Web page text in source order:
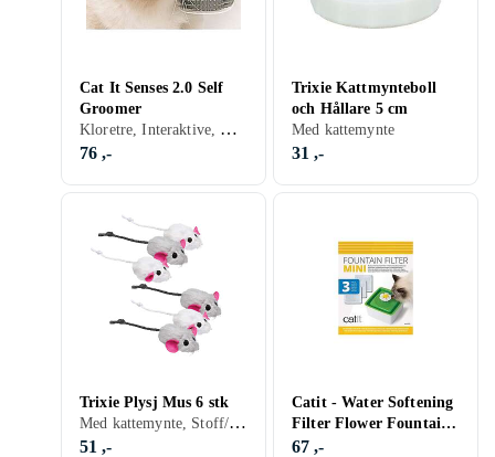
Cat It Senses 2.0 Self
Groomer
Kloretre, Interaktive, Med kattemynte, Plast
76 ,-
Trixie Kattmynteboll
och Hållare 5 cm
Med kattemynte
31 ,-
Trixie Plysj Mus 6 stk
Med kattemynte, Stoff/Tekstil
51 ,-
Catit - Water Softening
Filter Flower Fountain
1.5L 3pcs (785.0364)
67 ,-